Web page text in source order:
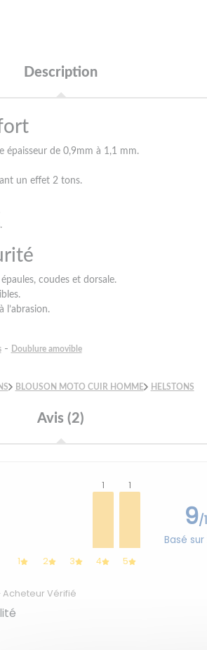
Description
épaisseur de 0,9mm à 1,1 mm.
un effet 2 tons.
coudes et dorsale.
l’abrasion.
- Doublure amovible
BLOUSON MOTO CUIR HOMME HELSTONS
Avis (2)
1 2 3
1
4
1
5
9/
Basé
Acheteur Vérifié